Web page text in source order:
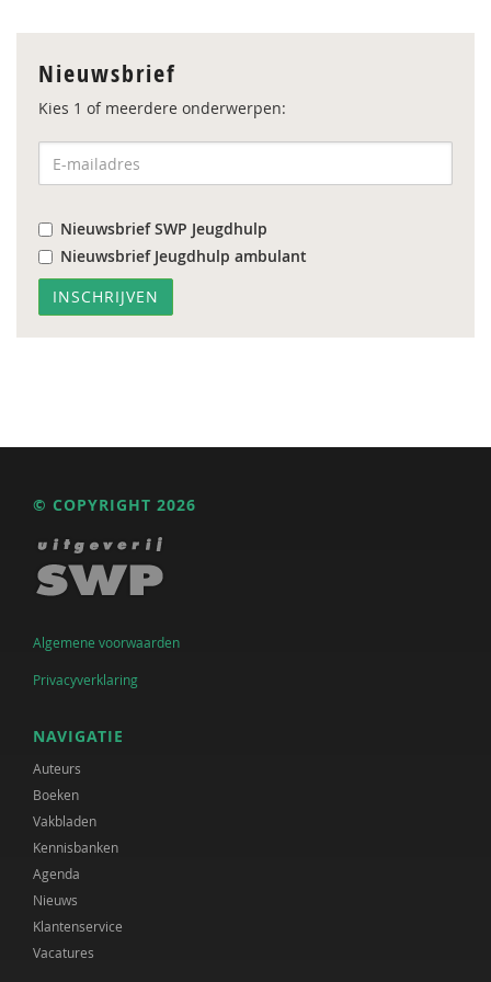
Nieuwsbrief
Kies 1 of meerdere onderwerpen:
Nieuwsbrief SWP Jeugdhulp
Nieuwsbrief Jeugdhulp ambulant
© COPYRIGHT 2026
Algemene voorwaarden
Privacyverklaring
NAVIGATIE
Auteurs
Boeken
Vakbladen
Kennisbanken
Agenda
Nieuws
Klantenservice
Vacatures